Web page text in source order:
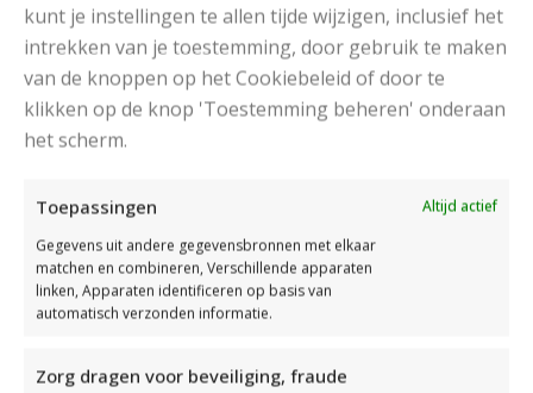
kunt je instellingen te allen tijde wijzigen, inclusief het
intrekken van je toestemming, door gebruik te maken
van de knoppen op het Cookiebeleid of door te
klikken op de knop 'Toestemming beheren' onderaan
het scherm.
Toepassingen
Altijd actief
Gegevens uit andere gegevensbronnen met elkaar
matchen en combineren, Verschillende apparaten
linken, Apparaten identificeren op basis van
automatisch verzonden informatie.
Zorg dragen voor beveiliging, fraude